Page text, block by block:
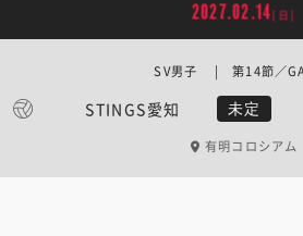
2027.02.14[日]
STINGS愛知 未定
SV男子 | 第14節／
有明コロシアム